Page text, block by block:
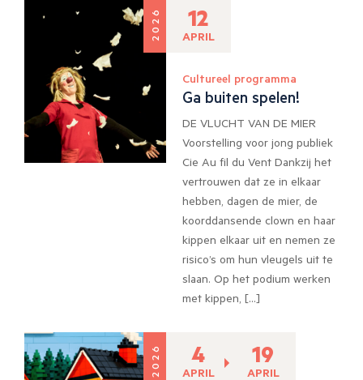
2026 12
APRIL
Cultureel programma
Ga buiten spelen!
DE VLUCHT VAN DE MIER
Voorstelling voor jong publiek
Cie Au fil du Vent Dankzij het
vertrouwen dat ze in elkaar
hebben, dagen de mier, de
koorddansende clown en haar
kippen elkaar uit en nemen ze
risico’s om hun vleugels uit te
slaan. Op het podium werken
met kippen, […]
2026 4
APRIL
19
APRIL